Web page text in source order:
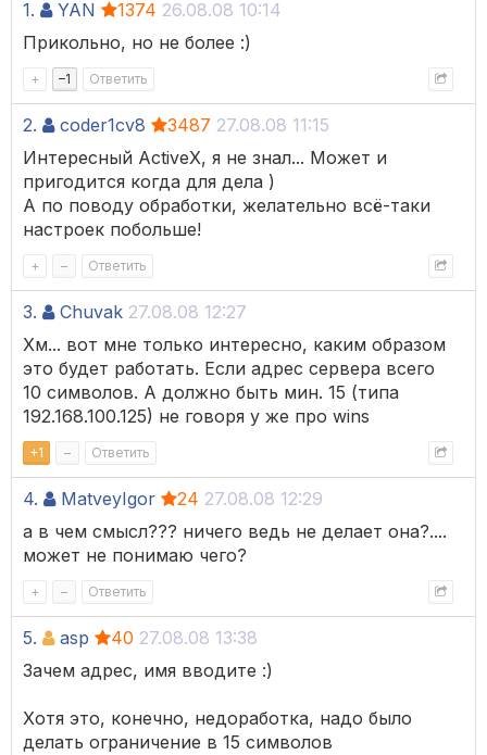
1. YAN 1374 26.08.08 10:14
Прикольно, но не более :)
+ –1 Ответить
2. coder1cv8 3487 27.08.08 11:15
Интересный ActiveX, я не знал... Может и
пригодится когда для дела )
А по поводу обработки, желательно всё-таки
настроек побольше!
+ – Ответить
3. Chuvak 27.08.08 12:27
Хм... вот мне только интересно, каким образом
это будет работать. Если адрес сервера всего
10 символов. А должно быть мин. 15 (типа
192.168.100.125) не говоря у же про wins
+1 – Ответить
4. MatveyIgor 24 27.08.08 12:29
а в чем смысл??? ничего ведь не делает она?....
может не понимаю чего?
+ – Ответить
5. asp 40 27.08.08 13:38
Зачем адрес, имя вводите :)
Хотя это, конечно, недоработка, надо было
делать ограничение в 15 символов